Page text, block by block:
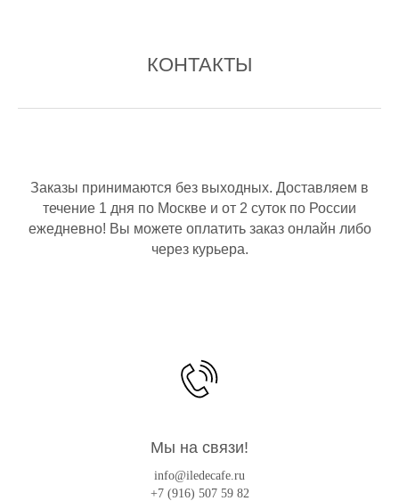
КОНТАКТЫ
Заказы принимаются без выходных. Доставляем в
течение 1 дня по Москве и от 2 суток по России
ежедневно! Вы можете оплатить заказ онлайн либо
через курьера.
Мы на связи!
info@iledecafe.ru
+7 (916) 507 59 82